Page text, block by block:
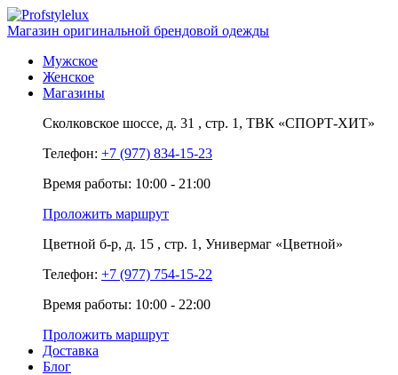
Магазин оригинальной брендовой одежды
Мужское
Женское
Магазины
Сколковское шоссе, д. 31 , стр. 1, ТВК «СПОРТ-ХИТ»
Телефон: +7 (977) 834-15-23
Время работы: 10:00 - 21:00
Проложить маршрут
Цветной б-р, д. 15 , стр. 1, Универмаг «Цветной»
Телефон: +7 (977) 754-15-22
Время работы: 10:00 - 22:00
Проложить маршрут
Доставка
Блог